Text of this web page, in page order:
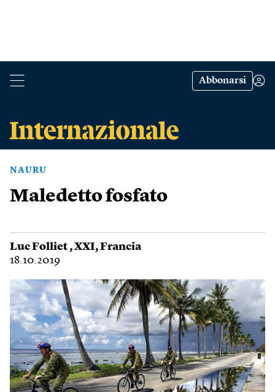
Abbonarsi
NAURU
Maledetto fosfato
Luc Folliet ,XXI,Francia
18.10.2019